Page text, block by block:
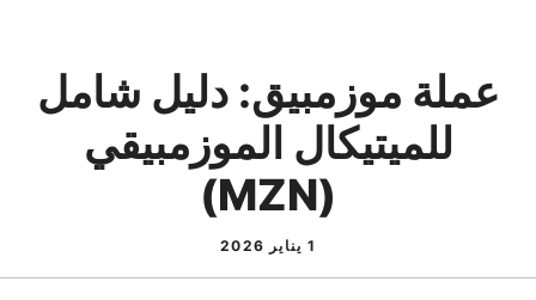
عملة موزمبيق: دليل شامل
للميتيكال الموزمبيقي
(MZN)
1 يناير 2026